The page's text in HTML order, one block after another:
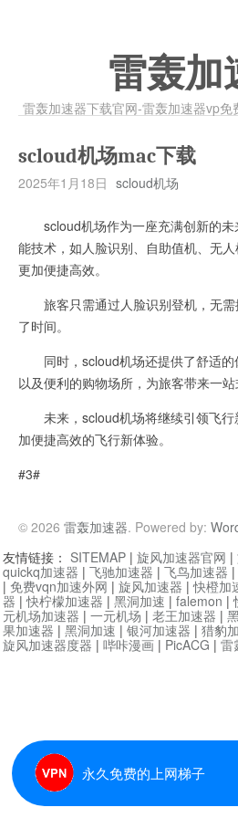
雷轰加
雷轰加速器下载官网-雷轰加速器vp
scloud机场mac下载
2025年1月18日 scloud机场
scloud机场作为一座充满创新的未
能技术，如人脸识别、自助值机、无
更加便捷高效。
旅客只需通过人脸识别登机，无需
了时间。
同时，scloud机场还提供了舒适的
以及便利的购物场所，为旅客带来一站
未来，scloud机场将继续引领飞行
加便捷高效的飞行新体验。
#3#
© 2026 雷轰加速器. Powered by:
永久免费的上网梯子
友情链接： SITEMAP | 旋风加速器官网 |
quickq加速器 | 飞驰加速器 | 飞鸟加速器 |
| 免费vqn加速外网 | 旋风加速器 |快橙加
器 |快柠檬加速器 | 黑洞加速 | falemon |
元机场加速器 | 一元机场 | 老王加速器 |
果加速器 | 黑洞加速 | 银河加速器 | 猎豹
旋风加速器度器 | 哔咔漫画 | PicACG | 雷